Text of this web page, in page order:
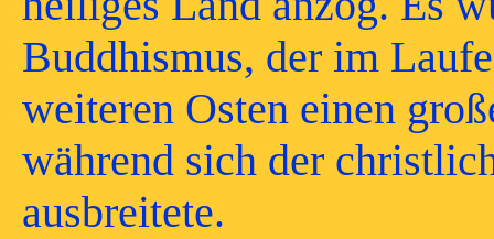
Buddhismus, der im
weiteren Osten einen
während sich der
ausbreitete.